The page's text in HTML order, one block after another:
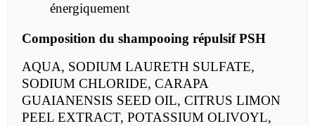
énergiquement
Composition du shampooing répulsif PSH
AQUA, SODIUM LAURETH SULFATE,
SODIUM CHLORIDE, CARAPA
GUAIANENSIS SEED OIL, CITRUS LIMON
PEEL EXTRACT, POTASSIUM OLIVOYL,